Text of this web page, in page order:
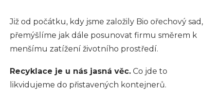
Již od počátku, kdy jsme založily Bio ořechový sad,
přemýšlíme jak dále posunovat firmu směrem k
menšímu zatížení životního prostředí.
Recyklace je u nás jasná věc. Co jde to
likvidujeme do přistavených kontejnerů.